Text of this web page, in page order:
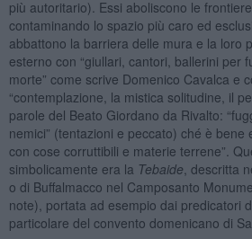
più autoritario). Essi aboliscono le frontiere
contaminando lo spazio più caro ed
abbattono la barriera delle mura e la loro
esterno con “giullari, cantori, ballerini per
morte” come scrive Domenico Cavalca e
“contemplazione, la mistica solitudine, il
parole del Beato Giordano da Rivalto:
nemici” (tentazioni e peccato) ché è bene
con cose corruttibili e materie terrene”.
simbolicamente era la Tebaide , descritta
o di Buffalmacco nel Camposanto
note), portata ad esempio dai predicatori
particolare del convento domenicano di